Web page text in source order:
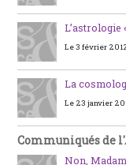
L’astrologie
Le 3 février
La
Le 23 janvier
Communiqués de
Non,